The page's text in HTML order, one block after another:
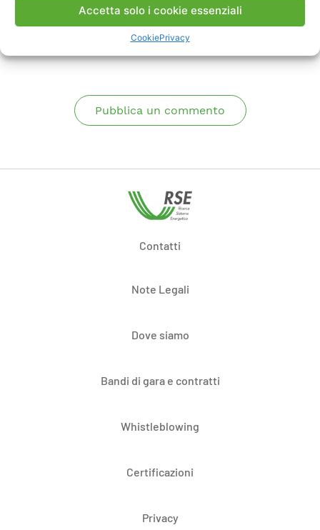
Accetta solo i cookie essenziali
CookiePrivacy
Pubblica un commento
Contatti
Note Legali
Dove siamo
Bandi di gara e contratti
Whistleblowing
Certificazioni
Privacy